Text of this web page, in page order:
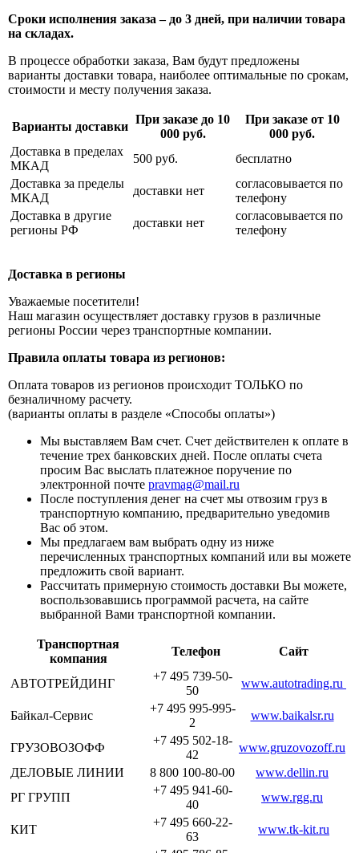
Сроки исполнения заказа – до 3 дней, при наличии товара
на складах.
В процессе обработки заказа, Вам будут предложены
варианты доставки товара, наиболее оптимальные по срокам,
стоимости и месту получения заказа.
Варианты доставки
При заказе до 10
000 руб.
При заказе от 10
000 руб.
Доставка в пределах
МКАД
500 руб.
бесплатно
Доставка за пределы
МКАД
доставки нет
согласовывается по
телефону
Доставка в другие
регионы РФ
доставки нет
согласовывается по
телефону
Доставка в регионы
Уважаемые посетители!
Наш магазин осуществляет доставку грузов в различные
регионы России через транспортные компании.
Правила оплаты товара из регионов:
Оплата товаров из регионов происходит ТОЛЬКО по
безналичному расчету.
(варианты оплаты в разделе «Способы оплаты»)
Мы выставляем Вам счет. Счет действителен к оплате в
течение трех банковских дней. После оплаты счета
просим Вас выслать платежное поручение по
электронной почте pravmag@mail.ru
После поступления денег на счет мы отвозим груз в
транспортную компанию, предварительно уведомив
Вас об этом.
Мы предлагаем вам выбрать одну из ниже
перечисленных транспортных компаний или вы можете
предложить свой вариант.
Рассчитать примерную стоимость доставки Вы можете,
воспользовавшись программой расчета, на сайте
выбранной Вами транспортной компании.
Транспортная
компания
Телефон Сайт
АВТОТРЕЙДИНГ
+7 495 739-50-
50
www.autotrading.ru
Байкал-Сервис
+7 495 995-995-
2
www.baikalsr.ru
ГРУЗОВОЗОФФ
+7 495 502-18-
42
www.gruzovozoff.ru
ДЕЛОВЫЕ ЛИНИИ
8 800 100-80-00
www.dellin.ru
РГ ГРУПП
+7 495 941-60-
40
www.rgg.ru
КИТ
+7 495 660-22-
63
www.tk-kit.ru